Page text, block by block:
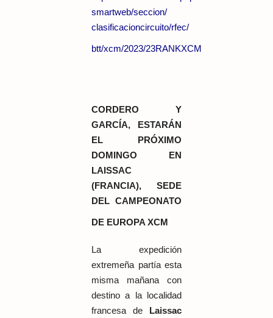
smartweb/seccion/
clasificacioncircuito/rfec/
btt/xcm/2023/23RANKXCM
CORDERO Y
GARCÍA, ESTARÁN
EL PRÓXIMO
DOMINGO EN
LAISSAC
(FRANCIA), SEDE
DEL CAMPEONATO
DE EUROPA XCM
La expedición
extremeña partía esta
misma mañana con
destino a la localidad
francesa de Laissac